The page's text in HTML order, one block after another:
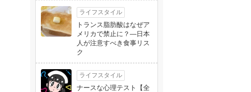
ライフスタイル
トランス脂肪酸はなぜア
メリカで禁止に？―日本
人が注意すべき食事リス
ク
ライフスタイル
ナースな心理テスト【全